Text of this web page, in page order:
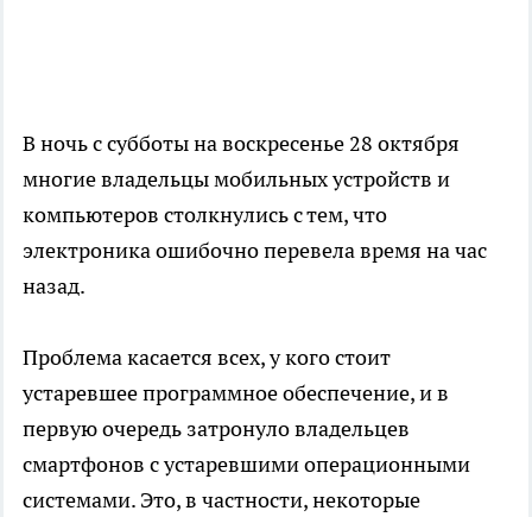
В ночь с субботы на воскресенье 28 октября
многие владельцы мобильных устройств и
компьютеров столкнулись с тем, что
электроника ошибочно перевела время на час
назад.
Проблема касается всех, у кого стоит
устаревшее программное обеспечение, и в
первую очередь затронуло владельцев
смартфонов с устаревшими операционными
системами. Это, в частности, некоторые